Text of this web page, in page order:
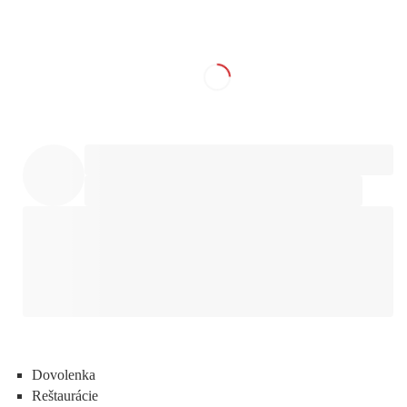
Dovolenka
Reštaurácie